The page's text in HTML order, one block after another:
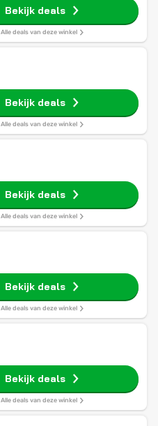
Bekijk deals
Alle deals van deze winkel
Bekijk deals
Alle deals van deze winkel
Bekijk deals
Alle deals van deze winkel
Bekijk deals
Alle deals van deze winkel
Bekijk deals
Alle deals van deze winkel